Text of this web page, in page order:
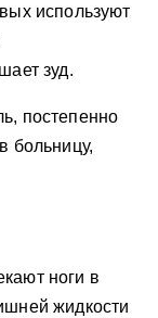
используют
зуд.
постепенно
больницу,
ноги в
жидкости